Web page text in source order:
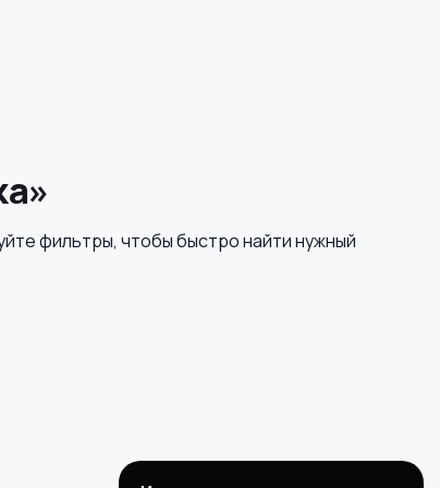
фильтры, чтобы быстро найти нужный